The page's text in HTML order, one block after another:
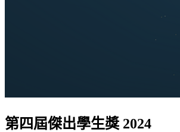
第四屆傑出學生獎 2024